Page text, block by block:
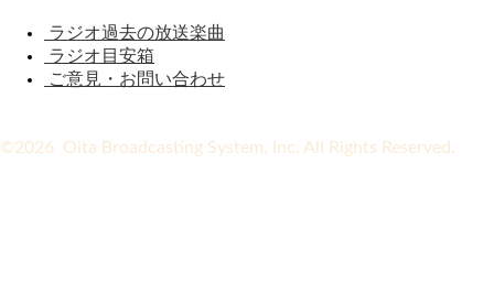
ラジオ過去の放送楽曲
ラジオ目安箱
ご意見・お問い合わせ
©2026 Oita Broadcasting System, Inc. All Rights Reserved.